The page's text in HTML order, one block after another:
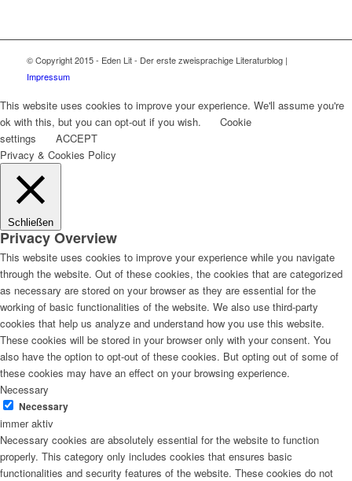
© Copyright 2015 - Eden Lit - Der erste zweisprachige Literaturblog |
Impressum
This website uses cookies to improve your experience. We'll assume you're
ok with this, but you can opt-out if you wish.
Cookie
settings
ACCEPT
Privacy & Cookies Policy
Schließen
Privacy Overview
This website uses cookies to improve your experience while you navigate
through the website. Out of these cookies, the cookies that are categorized
as necessary are stored on your browser as they are essential for the
working of basic functionalities of the website. We also use third-party
cookies that help us analyze and understand how you use this website.
These cookies will be stored in your browser only with your consent. You
also have the option to opt-out of these cookies. But opting out of some of
these cookies may have an effect on your browsing experience.
Necessary
Necessary
immer aktiv
Necessary cookies are absolutely essential for the website to function
properly. This category only includes cookies that ensures basic
functionalities and security features of the website. These cookies do not